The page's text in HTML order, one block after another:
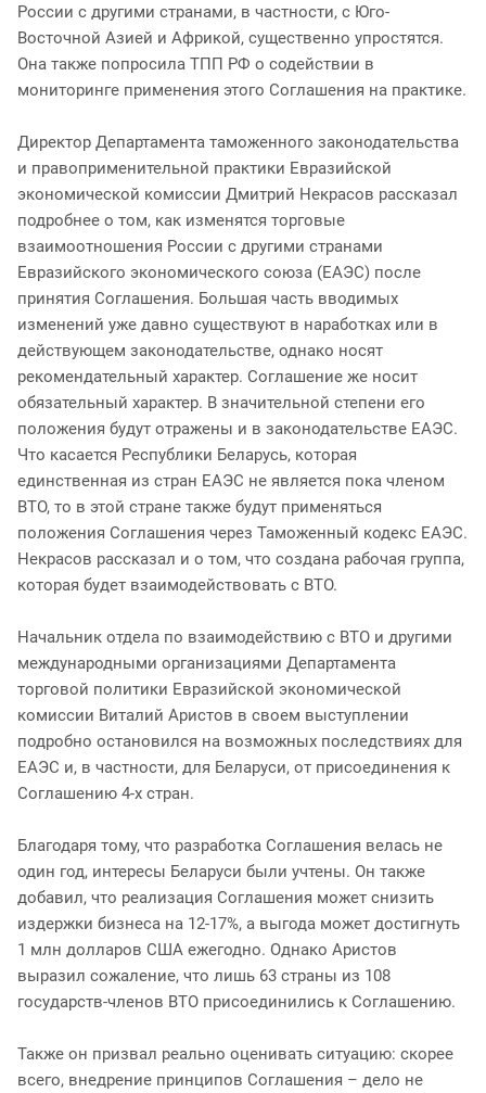
России с другими странами, в частности, с Юго-
Восточной Азией и Африкой, существенно упростятся.
Она также попросила ТПП РФ о содействии в
мониторинге применения этого Соглашения на практике.
Директор Департамента таможенного законодательства
и правоприменительной практики Евразийской
экономической комиссии Дмитрий Некрасов рассказал
подробнее о том, как изменятся торговые
взаимоотношения России с другими странами
Евразийского экономического союза (ЕАЭС) после
принятия Соглашения. Большая часть вводимых
изменений уже давно существуют в наработках или в
действующем законодательстве, однако носят
рекомендательный характер. Соглашение же носит
обязательный характер. В значительной степени его
положения будут отражены и в законодательстве ЕАЭС.
Что касается Республики Беларусь, которая
единственная из стран ЕАЭС не является пока членом
ВТО, то в этой стране также будут применяться
положения Соглашения через Таможенный кодекс ЕАЭС.
Некрасов рассказал и о том, что создана рабочая группа,
которая будет взаимодействовать с ВТО.
Начальник отдела по взаимодействию с ВТО и другими
международными организациями Департамента
торговой политики Евразийской экономической
комиссии Виталий Аристов в своем выступлении
подробно остановился на возможных последствиях для
ЕАЭС и, в частности, для Беларуси, от присоединения к
Соглашению 4-х стран.
Благодаря тому, что разработка Соглашения велась не
один год, интересы Беларуси были учтены. Он также
добавил, что реализация Соглашения может снизить
издержки бизнеса на 12-17%, а выгода может достигнуть
1 млн долларов США ежегодно. Однако Аристов
выразил сожаление, что лишь 63 страны из 108
государств-членов ВТО присоединились к Соглашению.
Также он призвал реально оценивать ситуацию: скорее
всего, внедрение принципов Соглашения – дело не